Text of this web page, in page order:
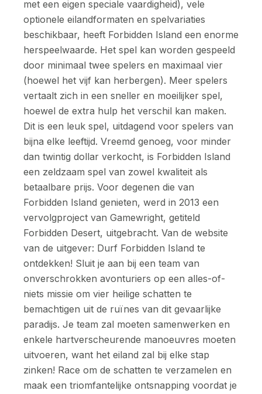
met een eigen speciale vaardigheid), vele
optionele eilandformaten en spelvariaties
beschikbaar, heeft Forbidden Island een enorme
herspeelwaarde. Het spel kan worden gespeeld
door minimaal twee spelers en maximaal vier
(hoewel het vijf kan herbergen). Meer spelers
vertaalt zich in een sneller en moeilijker spel,
hoewel de extra hulp het verschil kan maken.
Dit is een leuk spel, uitdagend voor spelers van
bijna elke leeftijd. Vreemd genoeg, voor minder
dan twintig dollar verkocht, is Forbidden Island
een zeldzaam spel van zowel kwaliteit als
betaalbare prijs. Voor degenen die van
Forbidden Island genieten, werd in 2013 een
vervolgproject van Gamewright, getiteld
Forbidden Desert, uitgebracht. Van de website
van de uitgever: Durf Forbidden Island te
ontdekken! Sluit je aan bij een team van
onverschrokken avonturiers op een alles-of-
niets missie om vier heilige schatten te
bemachtigen uit de ruïnes van dit gevaarlijke
paradijs. Je team zal moeten samenwerken en
enkele hartverscheurende manoeuvres moeten
uitvoeren, want het eiland zal bij elke stap
zinken! Race om de schatten te verzamelen en
maak een triomfantelijke ontsnapping voordat je